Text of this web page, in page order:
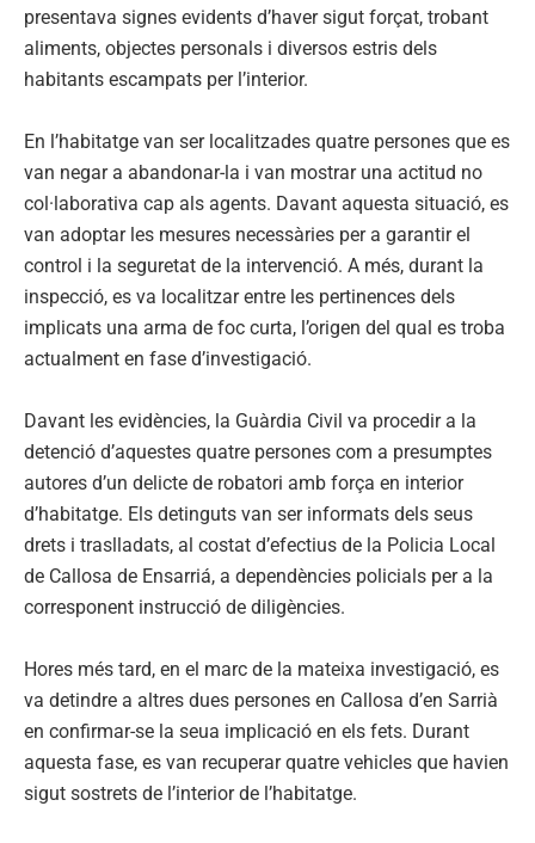
presentava signes evidents d’haver sigut forçat, trobant
aliments, objectes personals i diversos estris dels
habitants escampats per l’interior.
En l’habitatge van ser localitzades quatre persones que es
van negar a abandonar-la i van mostrar una actitud no
col·laborativa cap als agents. Davant aquesta situació, es
van adoptar les mesures necessàries per a garantir el
control i la seguretat de la intervenció. A més, durant la
inspecció, es va localitzar entre les pertinences dels
implicats una arma de foc curta, l’origen del qual es troba
actualment en fase d’investigació.
Davant les evidències, la Guàrdia Civil va procedir a la
detenció d’aquestes quatre persones com a presumptes
autores d’un delicte de robatori amb força en interior
d’habitatge. Els detinguts van ser informats dels seus
drets i traslladats, al costat d’efectius de la Policia Local
de Callosa de Ensarriá, a dependències policials per a la
corresponent instrucció de diligències.
Hores més tard, en el marc de la mateixa investigació, es
va detindre a altres dues persones en Callosa d’en Sarrià
en confirmar-se la seua implicació en els fets. Durant
aquesta fase, es van recuperar quatre vehicles que havien
sigut sostrets de l’interior de l’habitatge.